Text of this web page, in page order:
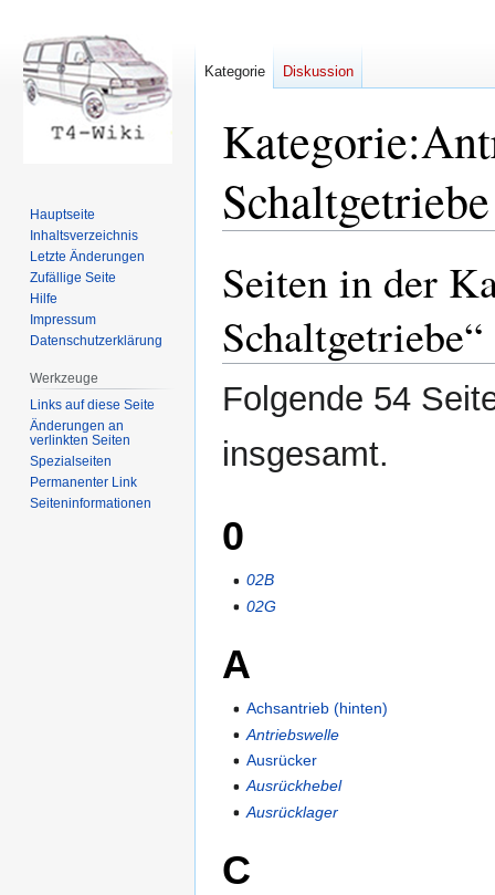
Kategorie:
Schaltgetriebe
Navigation
Suche
Seiten in der
Schaltgetriebe“
Folgende 54
insgesamt.
0
02B
02G
A
Achsantrieb (hinten)
Antriebswelle
Ausrücker
Ausrückhebel
Ausrücklager
C
Kategorie Diskussion
Hauptseite
Inhaltsverzeichnis
Letzte Änderungen
Zufällige Seite
Hilfe
Impressum
Datenschutzerklärung
Werkzeuge
Links auf diese Seite
Änderungen an
verlinkten Seiten
Spezialseiten
Permanenter Link
Seiten­informationen